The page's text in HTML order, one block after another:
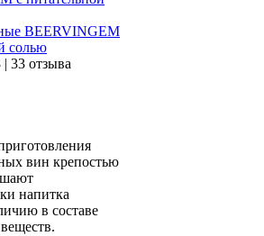
BEERVINGEM
солью
| 33 отзыва
вин крепостью
напитка
в составе